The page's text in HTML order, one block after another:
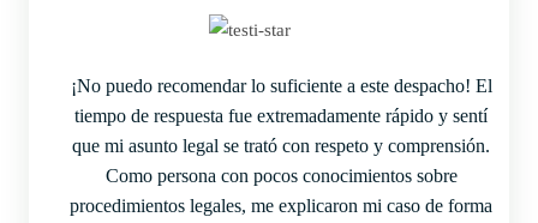
¡No puedo recomendar lo suficiente a este despacho! El
tiempo de respuesta fue extremadamente rápido y sentí
que mi asunto legal se trató con respeto y comprensión.
Como persona con pocos conocimientos sobre
procedimientos legales, me explicaron mi caso de forma